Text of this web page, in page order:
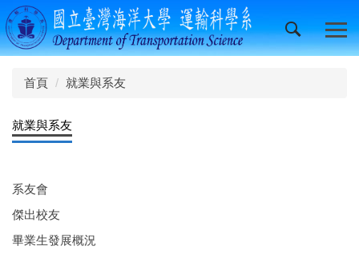
跳
到
主
區
首頁 就業與系友
就業與系友
系友會
傑出校友
畢業生發展概況